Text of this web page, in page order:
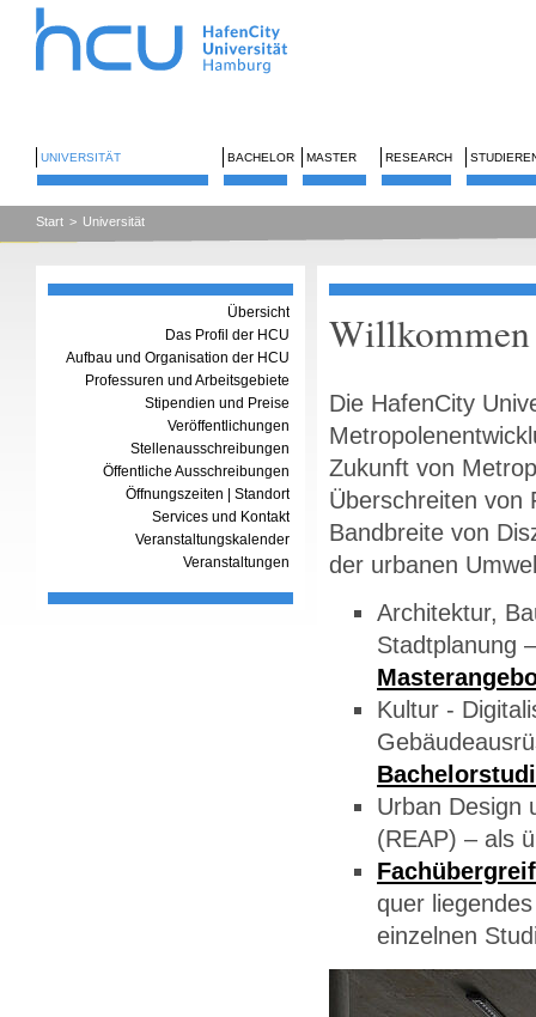
UNIVERSITÄT BACHELOR MASTER RESEARCH
Start > Universität
Übersicht
Das Profil der HCU
Aufbau und Organisation der HCU
Professuren und Arbeitsgebiete
Stipendien und Preise
Veröffentlichungen
Stellenausschreibungen
Öffentliche Ausschreibungen
Öffnungszeiten | Standort
Services und Kontakt
Veranstaltungskalender
Veranstaltungen
Willkommen
Die HafenCity
Zukunft von
Überschreiten von
Bandbreite von
der urbanen
Architektur,
Stadtplanung
Kultur -
Urban Design
(REAP) – als
quer
einzelnen